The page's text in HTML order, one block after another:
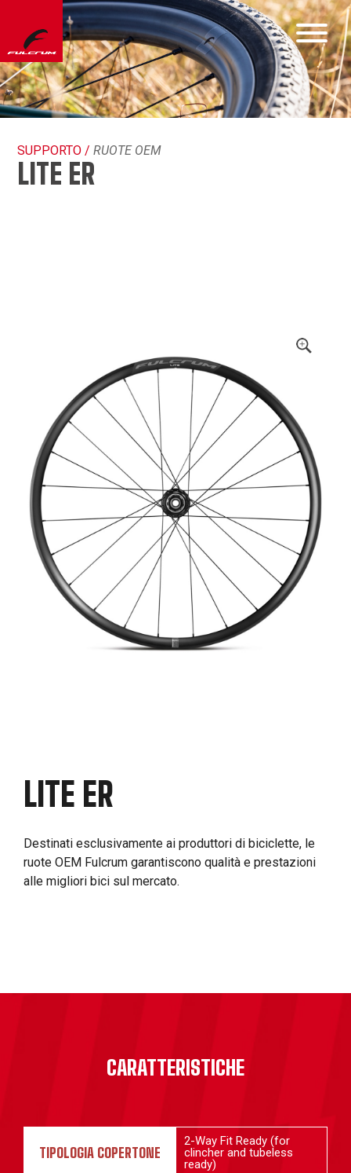
SUPPORTO /RUOTE OEM
LITE ER
LITE ER
Destinati esclusivamente ai produttori di biciclette, le
ruote OEM Fulcrum garantiscono qualità e prestazioni
alle migliori bici sul mercato.
CARATTERISTICHE
TIPOLOGIA COPERTONE
2-Way Fit Ready (for
clincher and tubeless
ready)